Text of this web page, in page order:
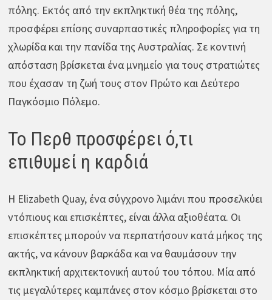
πόλης. Εκτός από την εκπληκτική θέα της πόλης,
προσφέρει επίσης συναρπαστικές πληροφορίες για τη
χλωρίδα και την πανίδα της Αυστραλίας. Σε κοντινή
απόσταση βρίσκεται ένα μνημείο για τους στρατιώτες
που έχασαν τη ζωή τους στον Πρώτο και Δεύτερο
Παγκόσμιο Πόλεμο.
Το Περθ προσφέρει ό,τι
επιθυμεί η καρδιά
Η Elizabeth Quay, ένα σύγχρονο λιμάνι που προσελκύει
ντόπιους και επισκέπτες, είναι άλλα αξιοθέατα. Οι
επισκέπτες μπορούν να περπατήσουν κατά μήκος της
ακτής, να κάνουν βαρκάδα και να θαυμάσουν την
εκπληκτική αρχιτεκτονική αυτού του τόπου. Μία από
τις μεγαλύτερες καμπάνες στον κόσμο βρίσκεται στο